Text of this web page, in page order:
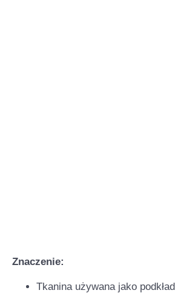
Znaczenie:
Tkanina używana jako